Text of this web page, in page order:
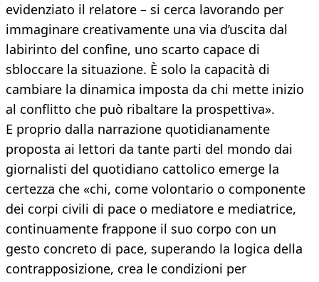
evidenziato il relatore – si cerca lavorando per
immaginare creativamente una via d’uscita dal
labirinto del confine, uno scarto capace di
sbloccare la situazione. È solo la capacità di
cambiare la dinamica imposta da chi mette inizio
al conflitto che può ribaltare la prospettiva».
E proprio dalla narrazione quotidianamente
proposta ai lettori da tante parti del mondo dai
giornalisti del quotidiano cattolico emerge la
certezza che «chi, come volontario o componente
dei corpi civili di pace o mediatore e mediatrice,
continuamente frappone il suo corpo con un
gesto concreto di pace, superando la logica della
contrapposizione, crea le condizioni per